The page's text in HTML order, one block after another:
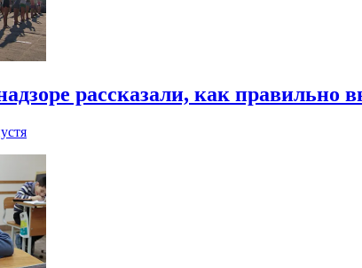
рассказали, как правильно